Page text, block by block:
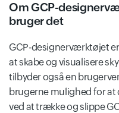
Cloud For Marketing
Dataplex
Om GCP-
bruger det
GCP-designerværktøjet
at skabe og visualisere
tilbyder også en
brugerne mulighed for
ved at trække og slippe